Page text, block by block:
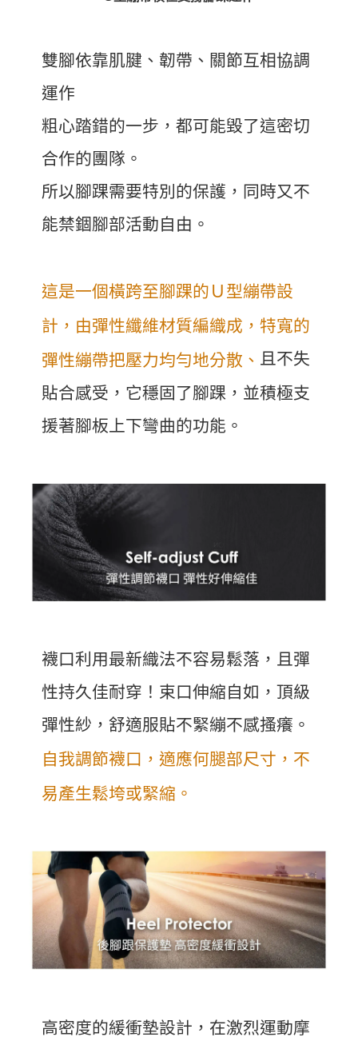
雙腳依靠肌腱、韌帶、關節互相協調
運作
粗心踏錯的一步，都可能毀了這密切
合作的團隊。
所以腳踝需要特別的保護，同時又不
能禁錮腳部活動自由。
這是一個橫跨至腳踝的Ｕ型繃帶設
計，由彈性纖維材質編織成，特寬的
彈性繃帶把壓力均勻地分散、 且不失
貼合感受，它穩固了腳踝，並積極支
援著腳板上下彎曲的功能。
襪口利用最新織法不容易鬆落，且彈
性持久佳耐穿！束口伸縮自如，頂級
彈性紗，舒適服貼不緊繃不感搔癢。
自我調節襪口，適應何腿部尺寸，不
易產生鬆垮或緊縮。
高密度的緩衝墊設計，在激烈運動摩